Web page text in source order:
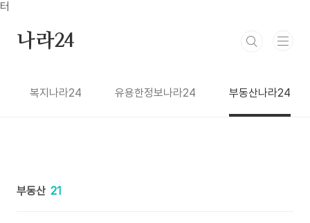
터
본문 바로가기
나라24
복지나라24 유용한정보나라24 부동산나라24
부동산 21